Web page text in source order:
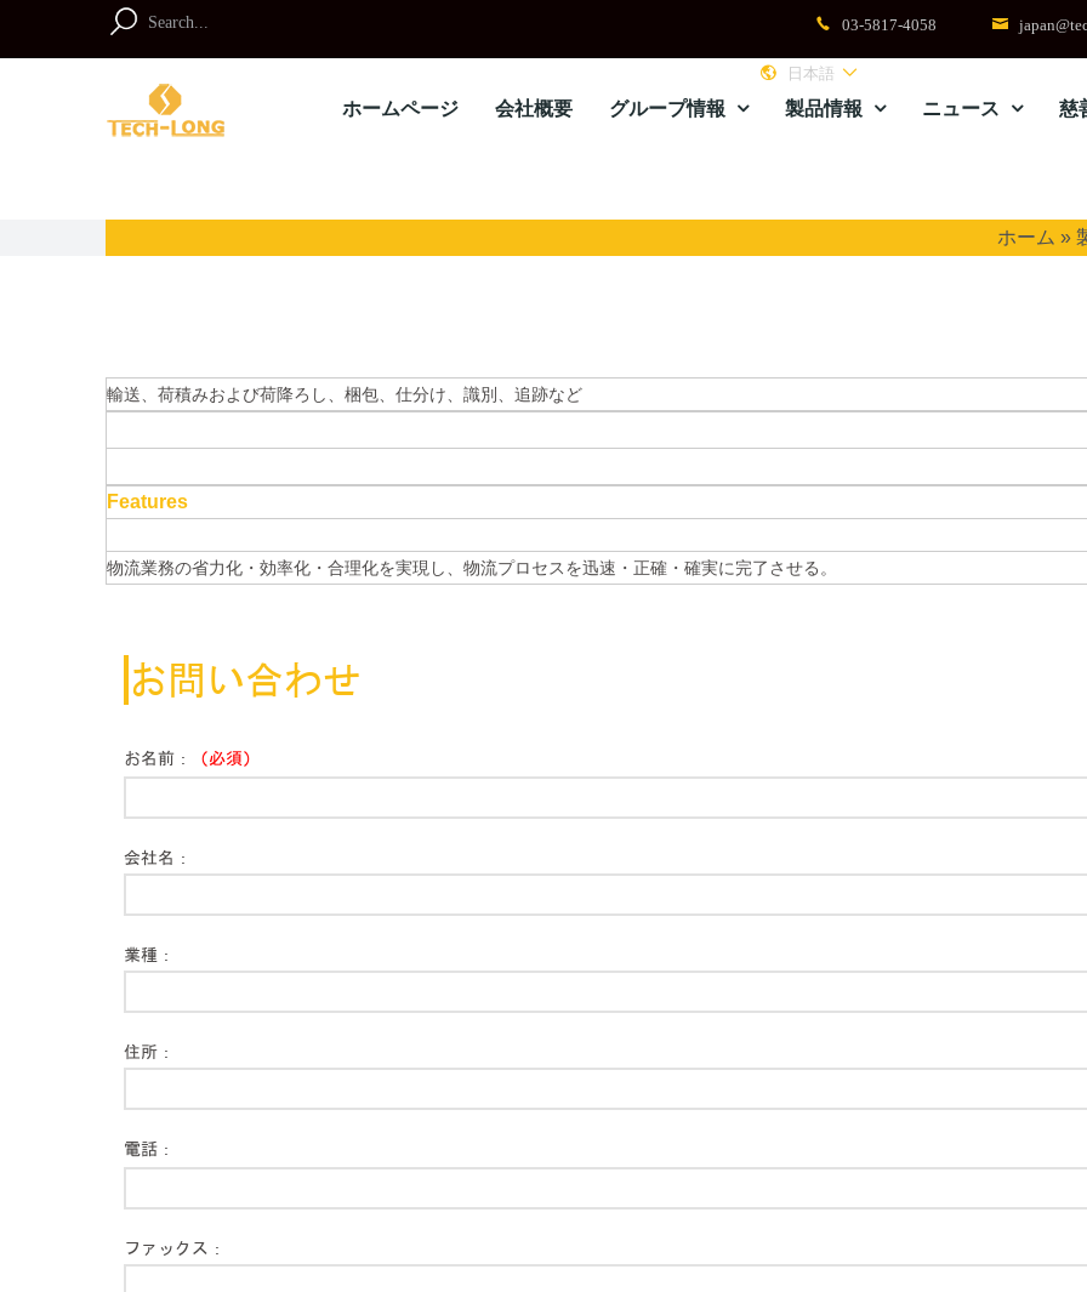
03-5817-4058
日本語
Search
ホームページ 会社概要 グループ情報 製品情報 ニュース 慈
ホーム »
輸送、荷積みおよび荷降ろし、梱包、仕分け、識別、追跡など
Features
物流業務の省力化・効率化・合理化を実現し、物流プロセスを迅速・正確・確実に完了させる。
お問い合わせ
お名前：
（必須）
leave
this
field
empty.
会社名：
業種：
住所：
電話：
leave
this
field
ファックス：